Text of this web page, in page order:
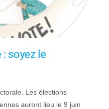
: soyez le
Les élections
auront lieu le 9 juin